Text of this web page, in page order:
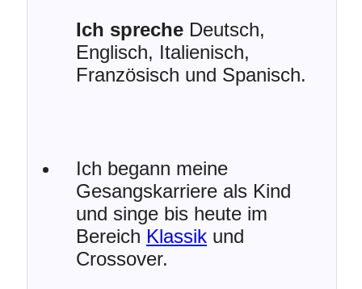
Ich spreche Deutsch,
Englisch, Italienisch,
Französisch und Spanisch.
Ich begann meine
Gesangskarriere als Kind
und singe bis heute im
Bereich Klassik und
Crossover.